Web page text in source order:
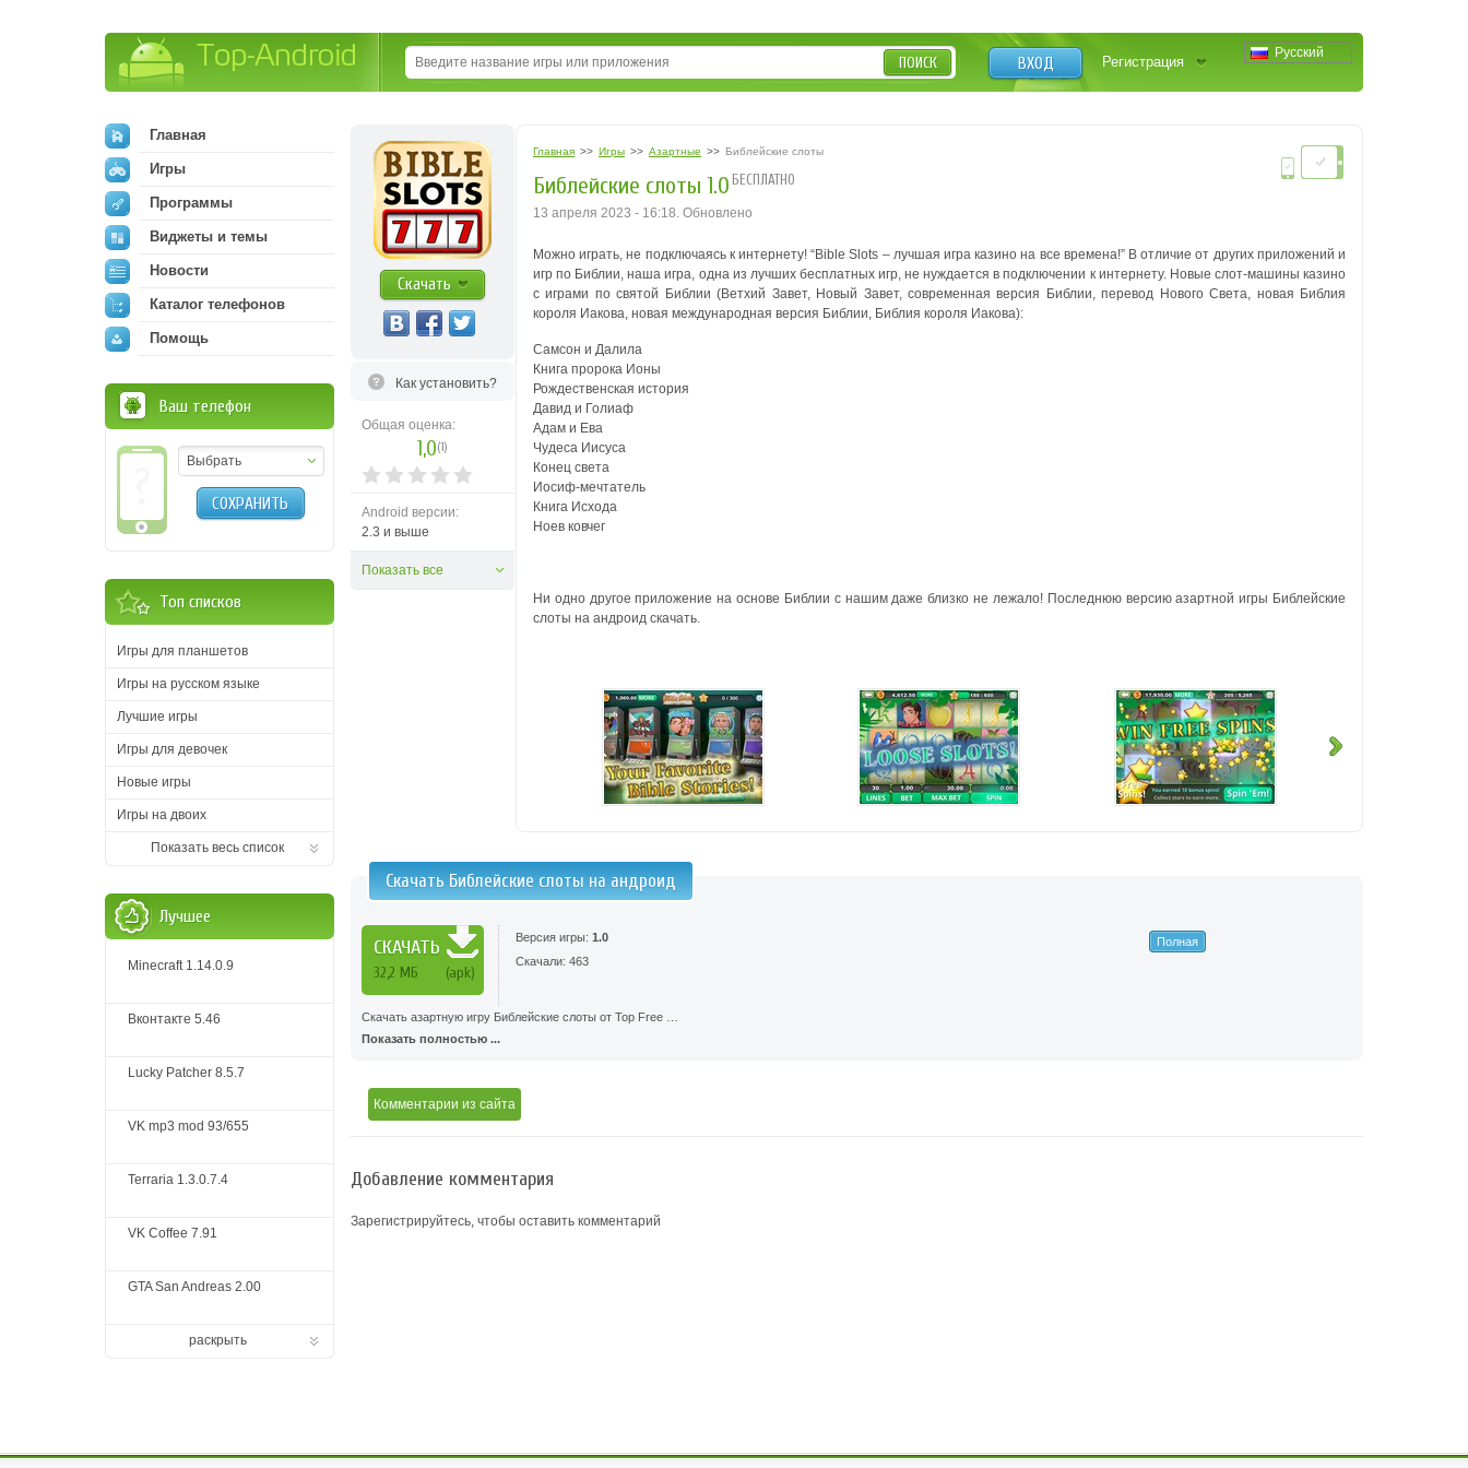
Русский
ВХОД Регистрация
ПОИСК
Скачать
Как установить?
Общая оценка:
1,0(1)
Android версии:
2.3 и выше
Показать все
Главная >> Игры >> Азартные >> Библейские слоты
Библейские слоты 1.0 БЕСПЛАТНО
13 апреля 2023 - 16:18. Обновлено
Можно играть, не подключаясь к интернету! “Bible Slots – лучшая игра казино на все времена!” В отличие от других приложений и
игр по Библии, наша игра, одна из лучших бесплатных игр, не нуждается в подключении к интернету. Новые слот-машины казино
с играми по святой Библии (Ветхий Завет, Новый Завет, современная версия Библии, перевод Нового Света, новая Библия
короля Иакова, новая международная версия Библии, Библия короля Иакова):
Самсон и Далила
Книга пророка Ионы
Рождественская история
Давид и Голиаф
Адам и Ева
Чудеса Иисуса
Конец света
Иосиф-мечтатель
Книга Исхода
Ноев ковчег
Ни одно другое приложение на основе Библии с нашим даже близко не лежало! Последнюю версию азартной игры Библейские
слоты на андроид скачать.
Скачать Библейские слоты на андроид
СКАЧАТЬ
32,2 МБ (apk)
Версия игры: 1.0
Скачали: 463
Полная
Скачать азартную игру Библейские слоты от Top Free …
Показать полностью ...
Комментарии из сайта
Добавление комментария
Зарегистрируйтесь, чтобы оставить комментарий
Главная
Игры
Программы
Виджеты и темы
Новости
Каталог телефонов
Помощь
Ваш телефон
Выбрать
СОХРАНИТЬ
Топ списков
Игры для планшетов
Игры на русском языке
Лучшие игры
Игры для девочек
Новые игры
Игры на двоих
Показать весь список
Лучшее
Minecraft 1.14.0.9
Вконтакте 5.46
Lucky Patcher 8.5.7
VK mp3 mod 93/655
Terraria 1.3.0.7.4
VK Coffee 7.91
GTA San Andreas 2.00
раскрыть